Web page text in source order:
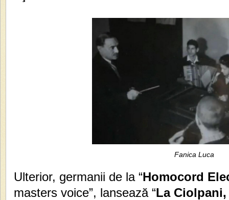
Fanica Luca
Ulterior, germanii de la “Homocord
masters voice”, lansează “La